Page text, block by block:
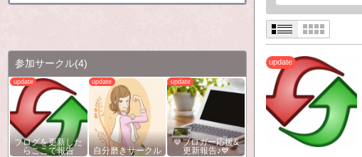
参加サークル(4)
ブログを更新した
らここで報告
自分磨きサークル
💙ブロガー応援&
更新報告♪💙